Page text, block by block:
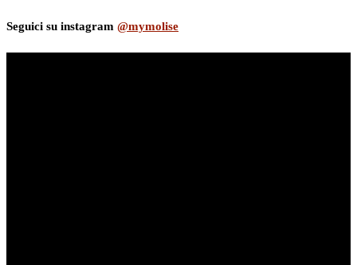
Seguici su instagram @mymolise